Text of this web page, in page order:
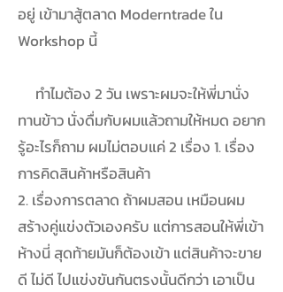
อยู่ เข้ามาสู้ตลาด Moderntrade ใน
Workshop นี้
ทำไมต้อง 2 วัน เพราะผมจะให้พี่มานั่ง
ทานข้าว นั่งดื่มกับผมแล้วถามให้หมด อยาก
รู้อะไรก็ถาม ผมไม่ตอบแค่ 2 เรื่อง 1. เรื่อง
การคิดสินค้าหรือสินค้า
2. เรื่องการตลาด ถ้าผมสอน เหมือนผม
สร้างคู่แข่งตัวเองครับ แต่การสอนให้พี่เข้า
ห้างนี่ สุดท้ายมันก็ต้องเข้า แต่สินค้าจะขาย
ดี ไม่ดี ไปแข่งขันกันตรงนั้นดีกว่า เอาเป็น